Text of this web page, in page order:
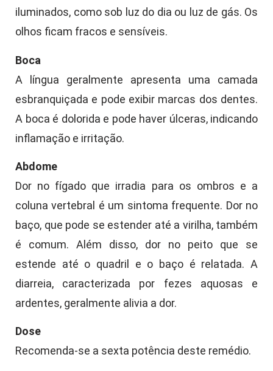
iluminados, como sob luz do dia ou luz de gás. Os
olhos ficam fracos e sensíveis.
Boca
A língua geralmente apresenta uma camada
esbranquiçada e pode exibir marcas dos dentes.
A boca é dolorida e pode haver úlceras, indicando
inflamação e irritação.
Abdome
Dor no fígado que irradia para os ombros e a
coluna vertebral é um sintoma frequente. Dor no
baço, que pode se estender até a virilha, também
é comum. Além disso, dor no peito que se
estende até o quadril e o baço é relatada. A
diarreia, caracterizada por fezes aquosas e
ardentes, geralmente alivia a dor.
Dose
Recomenda-se a sexta potência deste remédio.